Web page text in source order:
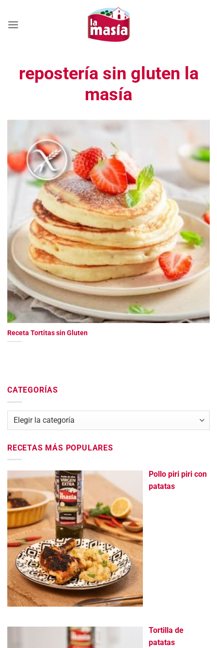
contenido
repostería sin gluten la
masía
Receta Tortitas sin Gluten
CATEGORÍAS
Categorías
RECETAS MÁS POPULARES
Pollo piri piri con
patatas
Tortilla de
patatas